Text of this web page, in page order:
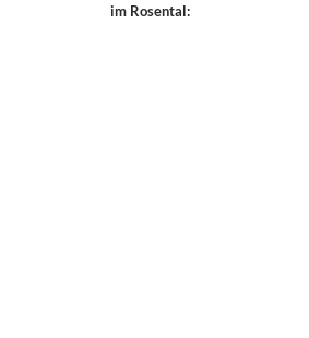
im Rosental: